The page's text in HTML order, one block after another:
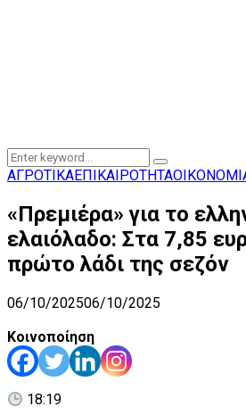
Search
for:
Search
ΑΓΡΟΤΙΚΑΕΠΙΚΑΙΡΟΤΗΤΑ
«Πρεμιέρα» για το
ελαιόλαδο: Στα 7,85
πρώτο λάδι της σεζόν
06/10/202506/10/2025
Κοινοποίηση
18:19